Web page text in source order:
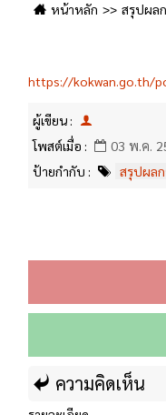
หน้าหลัก สรุปผล
https://kokwan.go.th/
ผู้เขียน :
โพสต์เมื่อ :
03 พ.ค.
ป้ายกำกับ :
สรุปผล
ความคิดเห็น